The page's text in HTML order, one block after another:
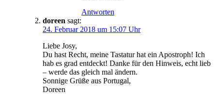
Antworten
doreen sagt:
24. Februar 2018 um 15:07 Uhr
Liebe Josy,
Du hast Recht, meine Tastatur hat ein Apostroph! Ich
hab es grad entdeckt! Danke für den Hinweis, echt lieb
– werde das gleich mal ändern.
Sonnige Grüße aus Portugal,
Doreen